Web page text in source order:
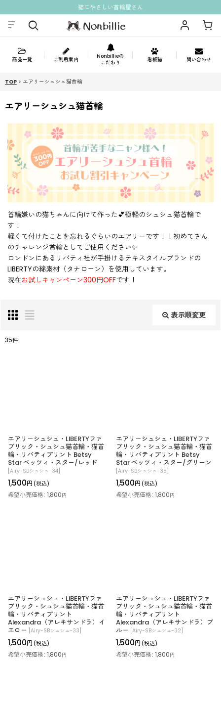
猫にやさしい首輪屋さん
商品一覧 ご利用案内
Nonbillieの
こだわり
看板猫 問い合わせ
TOP > エアリーシュシュ猫首輪
エアリーシュシュ猫首輪
首輪嫌いの猫ちゃんに向けて作った💕極軽のシュシュ猫首輪で
す！
軽くて付けたことを忘れるぐらいのエアリーです！！初めてさん
のチャレンジ首輪としてご使用ください✨
ロンドンにあるリバティ社が手掛けるテキスタイルブランドの
LIBERTYの綿素材（タナローン）を使用しています。
現在お試しキャンペーン300円OFFです！
表示順変更
絞り込む
35件
エアリーシュシュ・LIBERTYファ
ブリック・シュシュ猫首輪・猫首
輪・リバティプリント Betsy
Star ベッツィ・スター/レッド
[Airy-SBシュシュ-34]
1,500円 (税込)
希望小売価格: 1,800円
エアリーシュシュ・LIBERTYファ
ブリック・シュシュ猫首輪・猫首
輪・リバティプリント Betsy
Star ベッツィ・スター/グリーン
[Airy-SBシュシュ-35]
1,500円 (税込)
希望小売価格: 1,800円
エアリーシュシュ・LIBERTYファ
ブリック・シュシュ猫首輪・猫首
輪・リバティプリント
Alexandra（アレキサンドラ）イ
エロー [Airy-SBシュシュ-33]
1,500円 (税込)
希望小売価格: 1,800円
エアリーシュシュ・LIBERTYファ
ブリック・シュシュ猫首輪・猫首
輪・リバティプリント
Alexandra（アレキサンドラ）ブ
ルー [Airy-SBシュシュ-32]
1,500円 (税込)
希望小売価格: 1,800円